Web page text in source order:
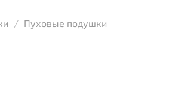
Пуховые подушки